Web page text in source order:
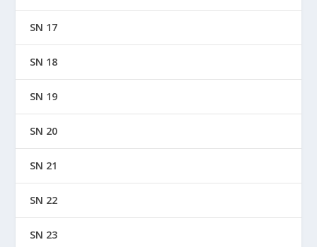
SN 17
SN 18
SN 19
SN 20
SN 21
SN 22
SN 23